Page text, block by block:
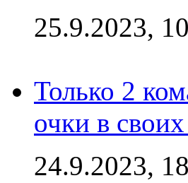
25.9.2023,
Только 2
очки в
24.9.2023,